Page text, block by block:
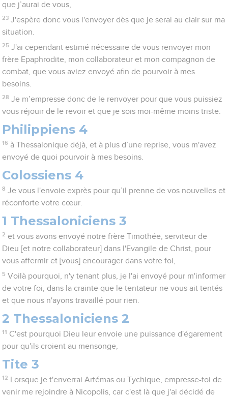
que j’aurai de vous,
23 J'espère donc vous l'envoyer dès que je serai au clair sur ma
situation.
25 J'ai cependant estimé nécessaire de vous renvoyer mon
frère Epaphrodite, mon collaborateur et mon compagnon de
combat, que vous aviez envoyé afin de pourvoir à mes
besoins.
28 Je m’empresse donc de le renvoyer pour que vous puissiez
vous réjouir de le revoir et que je sois moi-même moins triste.
Philippiens 4
16 à Thessalonique déjà, et à plus d’une reprise, vous m'avez
envoyé de quoi pourvoir à mes besoins.
Colossiens 4
8 Je vous l'envoie exprès pour qu’il prenne de vos nouvelles et
réconforte votre cœur.
1 Thessaloniciens 3
2 et vous avons envoyé notre frère Timothée, serviteur de
Dieu [et notre collaborateur] dans l'Evangile de Christ, pour
vous affermir et [vous] encourager dans votre foi,
5 Voilà pourquoi, n'y tenant plus, je l'ai envoyé pour m'informer
de votre foi, dans la crainte que le tentateur ne vous ait tentés
et que nous n'ayons travaillé pour rien.
2 Thessaloniciens 2
11 C'est pourquoi Dieu leur envoie une puissance d'égarement
pour qu'ils croient au mensonge,
Tite 3
12
Lorsque je t'enverrai Artémas ou Tychique, empresse-toi de
venir me rejoindre à Nicopolis, car c'est là que j'ai décidé de